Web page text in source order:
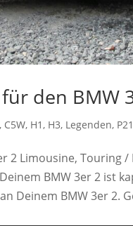
den BMW
, C5W, H1 , H3, Legenden,
2 Limousine, Touring
BMW 3er 2 ist
Deinem BMW 3er 2.